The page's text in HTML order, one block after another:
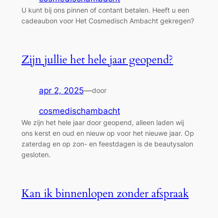
U kunt bij ons pinnen of contant betalen. Heeft u een
cadeaubon voor Het Cosmedisch Ambacht gekregen?
Zijn jullie het hele jaar geopend?
apr 2, 2025—door
cosmedischambacht
We zijn het hele jaar door geopend, alleen laden wij
ons kerst en oud en nieuw op voor het nieuwe jaar. Op
zaterdag en op zon- en feestdagen is de beautysalon
gesloten.
Kan ik binnenlopen zonder afspraak